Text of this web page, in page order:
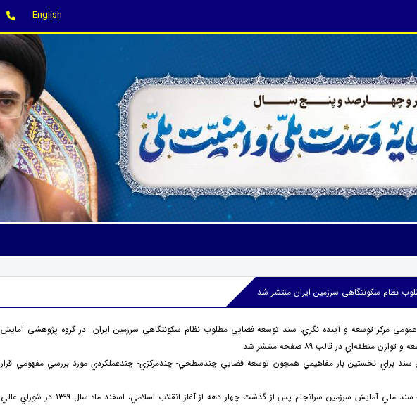
English
نظام سکونتگاهی سرزمین ایران منتشر شد
مركز توسعه و آينده نگري، سند توسعه فضايي مطلوب نظام سكونتگاهي سرزمين ايران در گروه پژوهشي آمايش
منطقه‌اي در قالب ۸۹ صفحه منتشر شد.
براي نخستين بار مفاهيمي همچون توسعه فضايي چندسطحي- چندمركزي- چندعملكردي مورد بررسي مفهومي قرار
لازم به ذكر است سند ملي آمايش سرزمين سرانجام پس از گذشت چهار دهه از آغاز انقلاب اسلامي، اسفند ماه سال ۱۳۹۹ در شوراي عالي